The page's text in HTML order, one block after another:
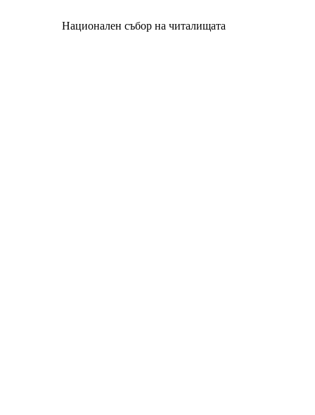
Национален събор на читалищата